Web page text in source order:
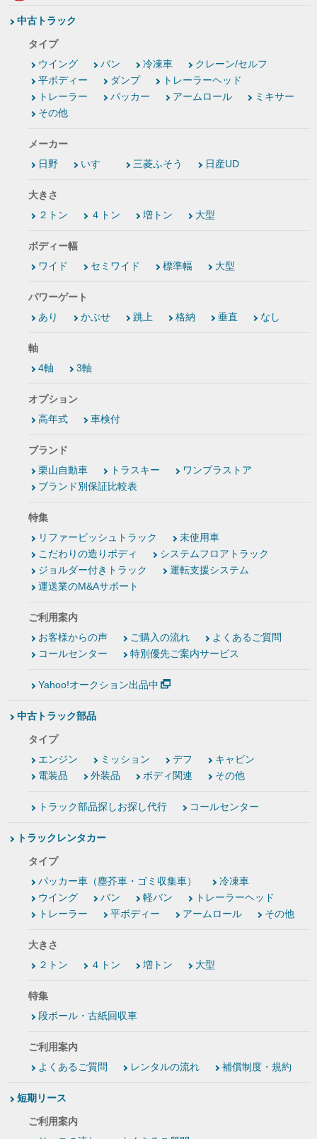
中古トラック
タイプ
ウイング
バン 冷凍車
クレーン/セルフ
平ボディー
ダンプ
トレーラーヘッド
トレーラー
パッカー アームロール
ミキサー
その他
メーカー
日野
いすゞ 三菱ふそう 日産UD
大きさ
２トン
４トン 増トン 大型
ボディー幅
ワイド
セミワイド 標準幅 大型
パワーゲート
あり
かぶせ 跳上 格納 垂直 なし
軸
4軸
3軸
オプション
高年式
車検付
ブランド
栗山自動車
トラスキー
ワンプラストア
ブランド別保証比較表
特集
リファービッシュトラック
未使用車
こだわりの造りボディ
システムフロアトラック
ジョルダー付きトラック
運転支援システム
運送業のM&Aサポート
ご利用案内
お客様からの声
ご購入の流れ
よくあるご質問
コールセンター
特別優先ご案内サービス
Yahoo!オークション出品中
中古トラック部品
タイプ
エンジン
ミッション デフ
キャビン
電装品
外装品 ボディ関連 その他
トラック部品探しお探し代行 コールセンター
トラックレンタカー
タイプ
パッカー車（塵芥車・ゴミ収集車）
冷凍車
ウイング
バン 軽バン
トレーラーヘッド
トレーラー
平ボディー アームロール その他
大きさ
２トン
４トン 増トン 大型
特集
段ボール・古紙回収車
ご利用案内
よくあるご質問
レンタルの流れ 補償制度・規約
短期リース
ご利用案内